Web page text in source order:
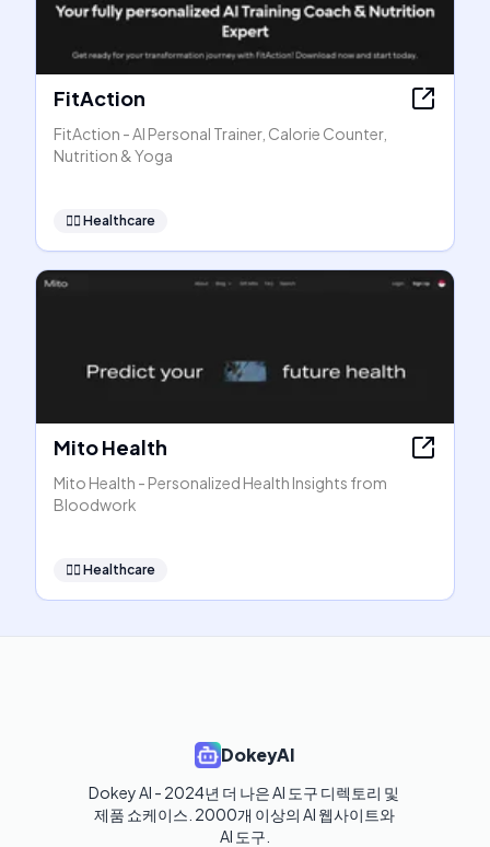
FitAction
FitAction - AI Personal Trainer, Calorie Counter,
Nutrition & Yoga
👩‍⚕️ Healthcare
Mito Health
Mito Health - Personalized Health Insights from
Bloodwork
👩‍⚕️ Healthcare
DokeyAI
Dokey AI - 2024년 더 나은 AI 도구 디렉토리 및
제품 쇼케이스. 2000개 이상의 AI 웹사이트와
AI 도구.